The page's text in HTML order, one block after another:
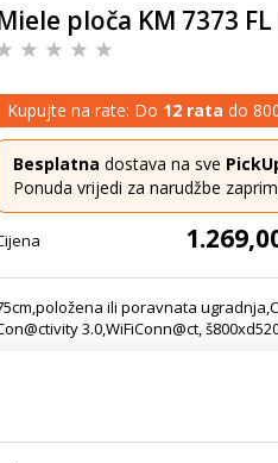
ploča KM 7373 FL
Kupujte na rate: Do 12 rata do
Besplatna dostava na sve
Ponuda vrijedi za narudžbe
ili poravnata
3.0,WiFiConn@ct,
Platite gotovinom pri preuzimanju,